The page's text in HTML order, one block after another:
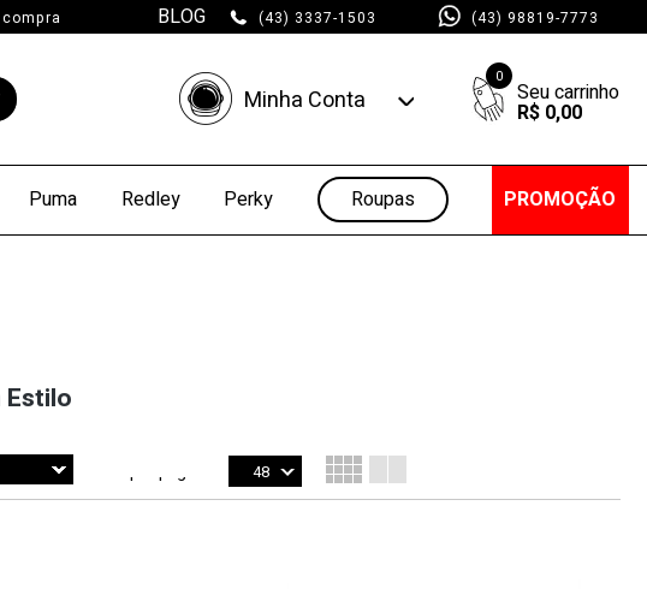
BLOG (43) 3337-1503 (43) 98819-7773
Minha Conta
Minhas Compras
0
R$ 0,00
Puma Redley Perky Roupas PROMOÇÃO
Estilo
Exibir por página: 48